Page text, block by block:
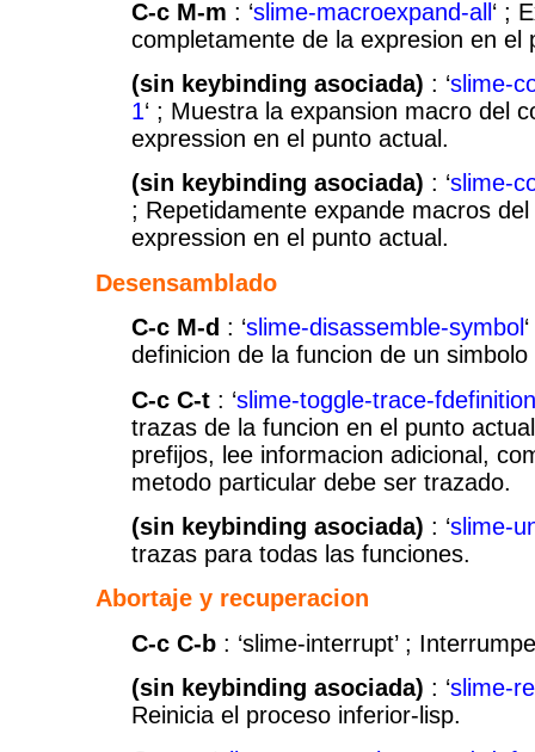
C-c M-m : ‘slime-macroexpand-all‘ ;
completamente de la expresion en el
(sin keybinding asociada) : ‘slime-
1‘ ; Muestra la expansion macro del
expression en el punto actual.
(sin keybinding asociada) : ‘slime-
; Repetidamente expande macros
expression en el punto actual.
Desensamblado
C-c M-d : ‘slime-disassemble-symbol
definicion de la funcion de un
C-c C-t : ‘slime-toggle-trace-fdefinition
trazas de la funcion en el punto
prefijos, lee informacion adicional,
metodo particular debe ser trazado.
(sin keybinding asociada) : ‘slime-
trazas para todas las funciones.
Abortaje y recuperacion
C-c C-b : ‘slime-interrupt’ ;
(sin keybinding asociada) : ‘slime-
Reinicia el proceso inferior-lisp.